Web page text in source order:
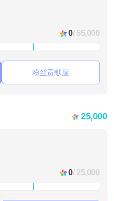
0/ 55,000
粉丝贡献度
25,000
0/ 25,000